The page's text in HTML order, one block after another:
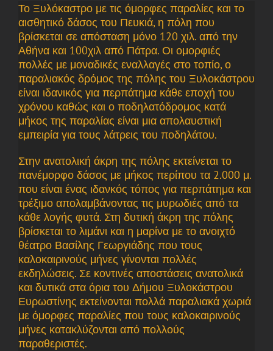
Το Ξυλόκαστρο με τις όμορφες παραλίες και το
αισθητικό δάσος του Πευκιά, η πόλη που
βρίσκεται σε απόσταση μόνο 120 χιλ. από την
Αθήνα και 100χιλ από Πάτρα. Οι ομορφιές
πολλές με μοναδικές εναλλαγές στο τοπίο, ο
παραλιακός δρόμος της πόλης του Ξυλοκάστρου
είναι ιδανικός για περπάτημα κάθε εποχή του
χρόνου καθώς και ο ποδηλατόδρομος κατά
μήκος της παραλίας είναι μια απολαυστική
εμπειρία για τους λάτρεις του ποδηλάτου.
Στην ανατολική άκρη της πόλης εκτείνεται το
πανέμορφο δάσος με μήκος περίπου τα 2.000 μ.
που είναι ένας ιδανκός τόπος για περπάτημα και
τρέξιμο απολαμβάνοντας τις μυρωδιές από τα
κάθε λογής φυτά. Στη δυτική άκρη της πόλης
βρίσκεται το λιμάνι και η μαρίνα με το ανοιχτό
θέατρο Βασίλης Γεωργιάδης που τους
καλοκαιρινούς μήνες γίνονται πολλές
εκδηλώσεις. Σε κοντινές αποστάσεις ανατολικά
και δυτικά στα όρια του Δήμου Ξυλοκάστρου
Ευρωστίνης εκτείνονται πολλά παραλιακά χωριά
με όμορφες παραλίες που τους καλοκαιρινούς
μήνες κατακλύζονται από πολλούς
παραθεριστές.